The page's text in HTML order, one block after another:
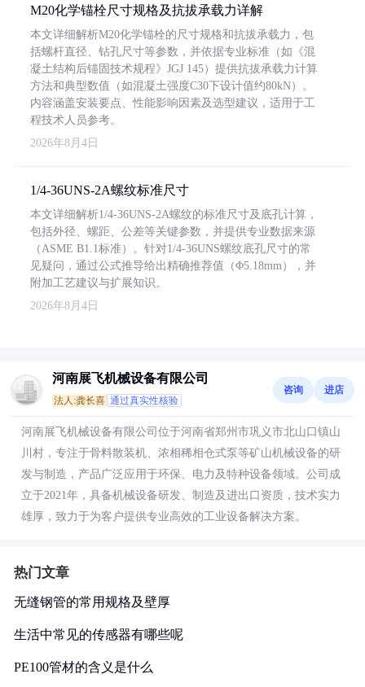
M20化学锚栓尺寸规格及抗拔承载力详解
本文详细解析M20化学锚栓的尺寸规格和抗拔承载力，包
括螺杆直径、钻孔尺寸等参数，并依据专业标准（如《混
凝土结构后锚固技术规程》JGJ 145）提供抗拔承载力计算
方法和典型数值（如混凝土强度C30下设计值约80kN）。
内容涵盖安装要点、性能影响因素及选型建议，适用于工
程技术人员参考。
2026年8月4日
1/4-36UNS-2A螺纹标准尺寸
本文详细解析1/4-36UNS-2A螺纹的标准尺寸及底孔计算，
包括外径、螺距、公差等关键参数，并提供专业数据来源
（ASME B1.1标准）。针对1/4-36UNS螺纹底孔尺寸的常
见疑问，通过公式推导给出精确推荐值（Φ5.18mm），并
附加工艺建议与扩展知识。
2026年8月4日
河南展飞机械设备有限公司
法人:龚长喜 通过真实性核验
咨询 进店
河南展飞机械设备有限公司位于河南省郑州市巩义市北山口镇山
川村，专注于骨料散装机、浓相稀相仓式泵等矿山机械设备的研
发与制造，产品广泛应用于环保、电力及特种设备领域。公司成
立于2021年，具备机械设备研发、制造及进出口资质，技术实力
雄厚，致力于为客户提供专业高效的工业设备解决方案。
热门文章
无缝钢管的常用规格及壁厚
生活中常见的传感器有哪些呢
PE100管材的含义是什么